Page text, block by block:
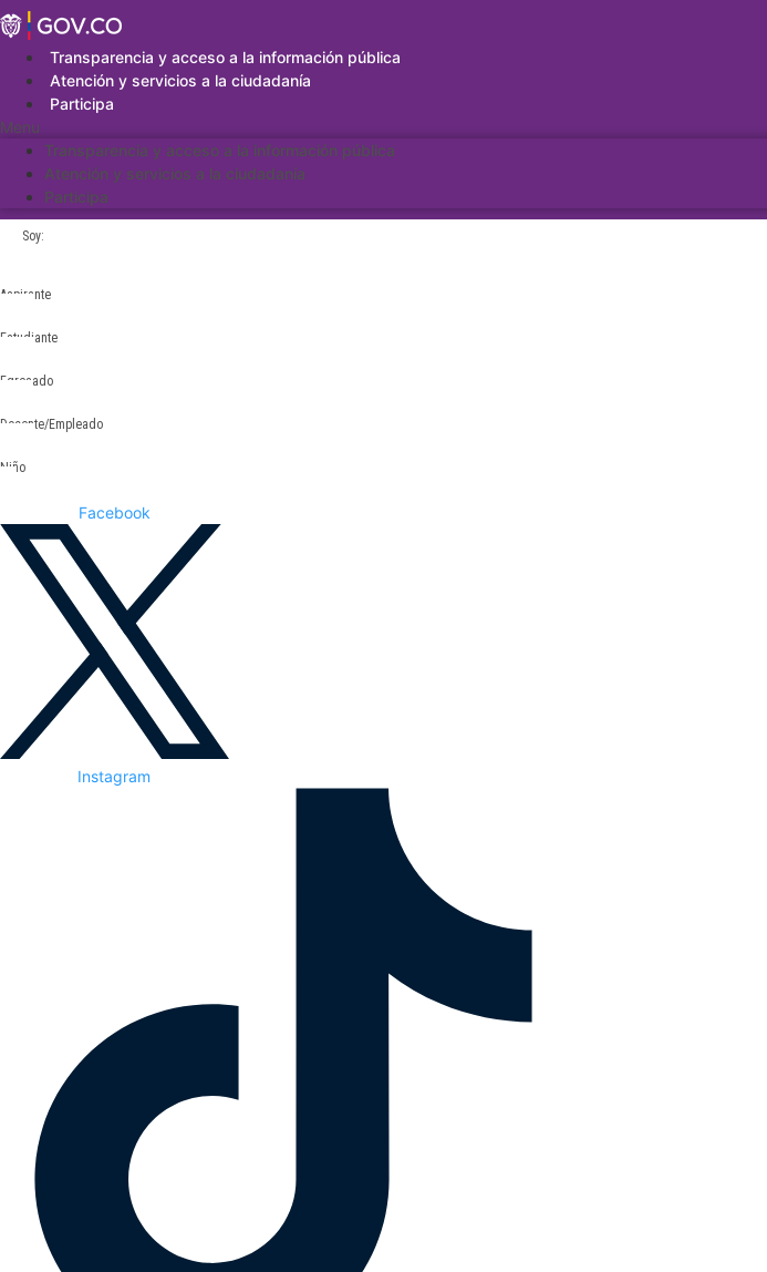
Saltar
al
contenidoTransparencia y acceso a la información pública
Atención y servicios a la ciudadanía
Participa
Menu
Transparencia y acceso a la información pública
Atención y servicios a la ciudadanía
Participa
Soy:
Aspirante
Estudiante
Egresado
Docente/Empleado
Niño
Facebook
Instagram